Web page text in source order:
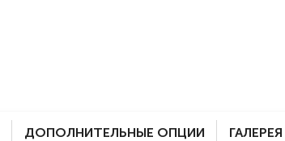
ДОПОЛНИТЕЛЬНЫЕ ОПЦИИ ГАЛЕРЕЯ